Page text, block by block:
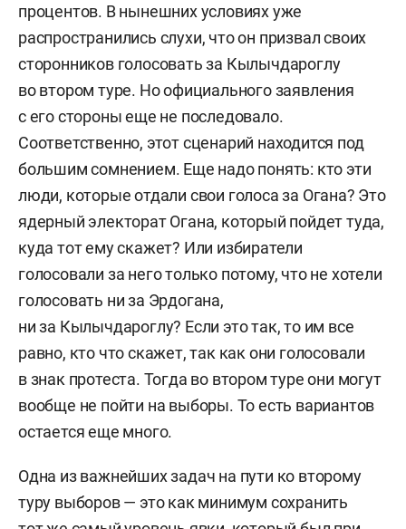
процентов. В нынешних условиях уже
распространились слухи, что он призвал своих
сторонников голосовать за Кылычдароглу
во втором туре. Но официального заявления
с его стороны еще не последовало.
Соответственно, этот сценарий находится под
большим сомнением. Еще надо понять: кто эти
люди, которые отдали свои голоса за Огана? Это
ядерный электорат Огана, который пойдет туда,
куда тот ему скажет? Или избиратели
голосовали за него только потому, что не хотели
голосовать ни за Эрдогана,
ни за Кылычдароглу? Если это так, то им все
равно, кто что скажет, так как они голосовали
в знак протеста. Тогда во втором туре они могут
вообще не пойти на выборы. То есть вариантов
остается еще много.
Одна из важнейших задач на пути ко второму
туру выборов — это как минимум сохранить